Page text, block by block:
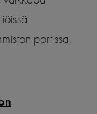
portissa,